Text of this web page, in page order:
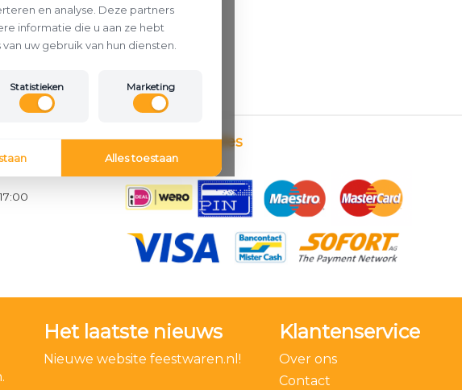
Betaalmethodes
Het laatste nieuws
Nieuwe website feestwaren.nl!
Klantenservice
Over ons
Contact
en analyse. Deze partners
informatie die u aan ze hebt
uw gebruik van hun diensten.
Statistieken Marketing
Alles toestaan